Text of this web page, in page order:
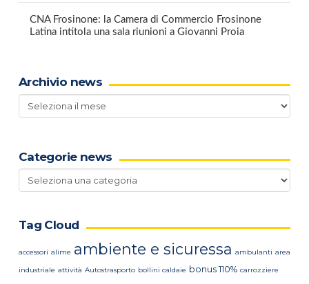
CNA Frosinone: la Camera di Commercio Frosinone
Latina intitola una sala riunioni a Giovanni Proia
Archivio news
Archivio
news
Categorie news
Categorie
news
Tag Cloud
accessori alime ambiente e sicuressa ambulanti area
industriale attività Autostrasporto bollini caldaie bonus 110% carrozziere